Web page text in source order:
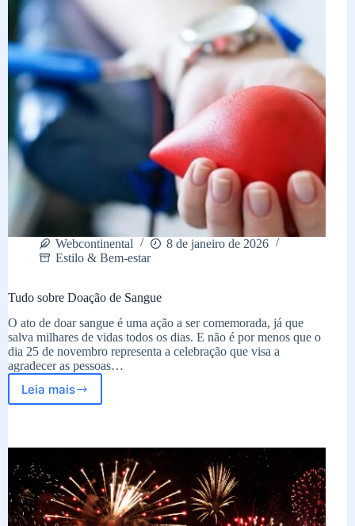
Webcontinental
8 de janeiro de 2026
Estilo & Bem-estar
Tudo sobre Doação de Sangue
O ato de doar sangue é uma ação a ser comemorada, já que
salva milhares de vidas todos os dias. E não é por menos que o
dia 25 de novembro representa a celebração que visa a
agradecer as pessoas…
Leia mais
Tudo